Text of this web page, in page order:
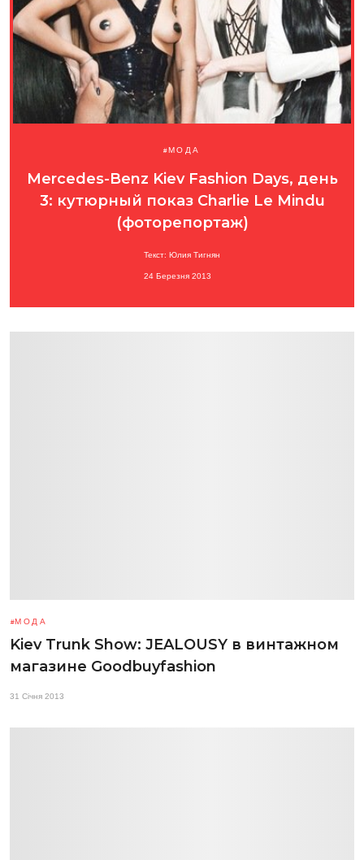
МОДА
Mercedes-Benz Kiev Fashion Days, день
3: кутюрный показ Charlie Le Mindu
(фоторепортаж)
Текст: Юлия Тигнян
24 Березня 2013
МОДА
Kiev Trunk Show: JEALOUSY в винтажном
магазине Goodbuyfashion
31 Січня 2013